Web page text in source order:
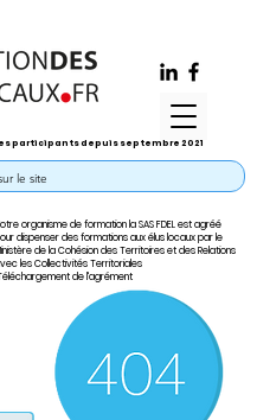
organisme de formation la SAS FDEL est agréé
dispenser des formations aux élus locaux par le
de la Cohésion des Territoires et des Relations
les Collectivités Territoriales
de l'agrément
participants depuis septembre 2021